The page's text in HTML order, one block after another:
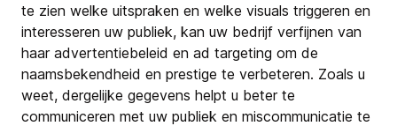
te zien welke uitspraken en welke visuals triggeren en
interesseren uw publiek, kan uw bedrijf verfijnen van
haar advertentiebeleid en ad targeting om de
naamsbekendheid en prestige te verbeteren. Zoals u
weet, dergelijke gegevens helpt u beter te
communiceren met uw publiek en miscommunicatie te